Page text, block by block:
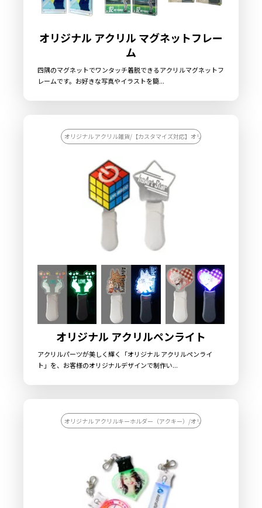
オリジナル アクリル マグネットフレー
ム
四隅のマグネットでワンタッチ着脱できるアクリルマグネットフ
レームです。お好きな写真やイラストを簡...
オリジナル アクリル雑貨/【カスタマイズ対応】オリジナル アクリル雑
オリジナル アクリルペンライト
アクリルパーツが美しく輝く「オリジナル アクリルペンライ
ト」を、お客様のオリジナルデザインで制作い...
オリジナル アクリルキーホルダー（アクキー）/オリジナル キーホルダ